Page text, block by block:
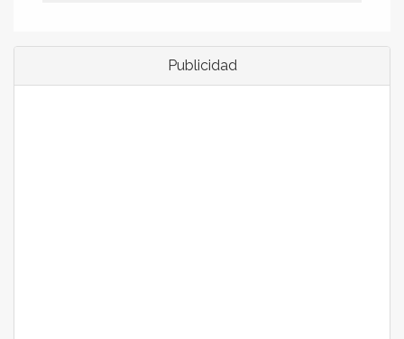
Publicidad